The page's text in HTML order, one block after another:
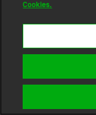
Cookies.